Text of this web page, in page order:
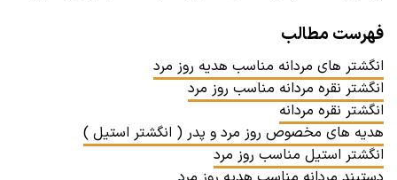
فهرست مطالب
انگشتر های مردانه مناسب هدیه روز مرد
انگشتر نقره مردانه مناسب روز مرد
انگشتر نقره مردانه
هدیه های مخصوص روز مرد و پدر ( انگشتر استیل )
انگشتر استیل مناسب روز مرد